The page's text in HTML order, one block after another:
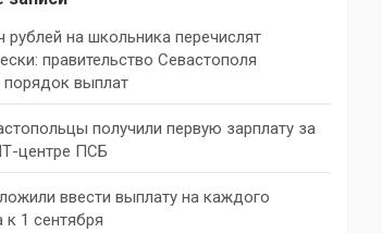
рублей на школьника перечислят
правительство Севастополя
порядок выплат
получили первую зарплату за
центре ПСБ
ввести выплату на каждого
к 1 сентября